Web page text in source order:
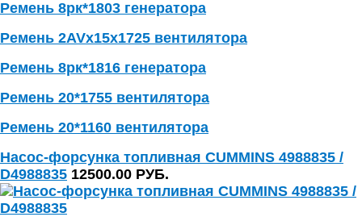
Ремень 8рк*1803 генератора
Ремень 2AVx15x1725 вентилятора
Ремень 8рк*1816 генератора
Ремень 20*1755 вентилятора
Ремень 20*1160 вентилятора
Насос-форсунка топливная CUMMINS 4988835 /
D4988835 12500.00 РУБ.